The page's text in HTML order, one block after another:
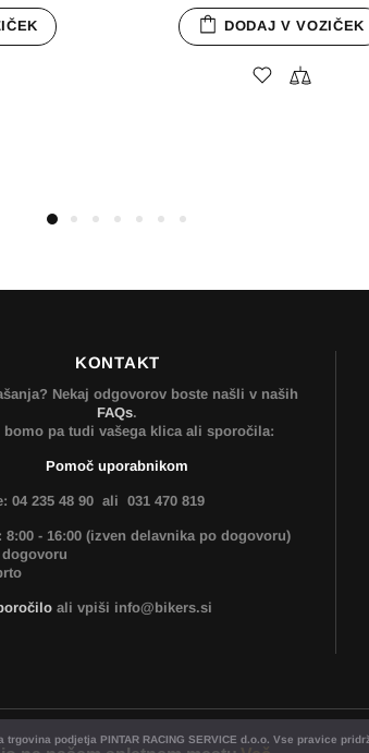
KONTAKT
Nekaj odgovorov boste našli v naših
FAQs.
bomo pa tudi vašega klica ali sporočila:
Pomoč uporabnikom
04 235 48 90 ali 031 470 819
8:00 - 16:00 (izven delavnika po dogovoru)
ali vpiši info@bikers.si
podjetja PINTAR RACING SERVICE d.o.o. Vse pravice